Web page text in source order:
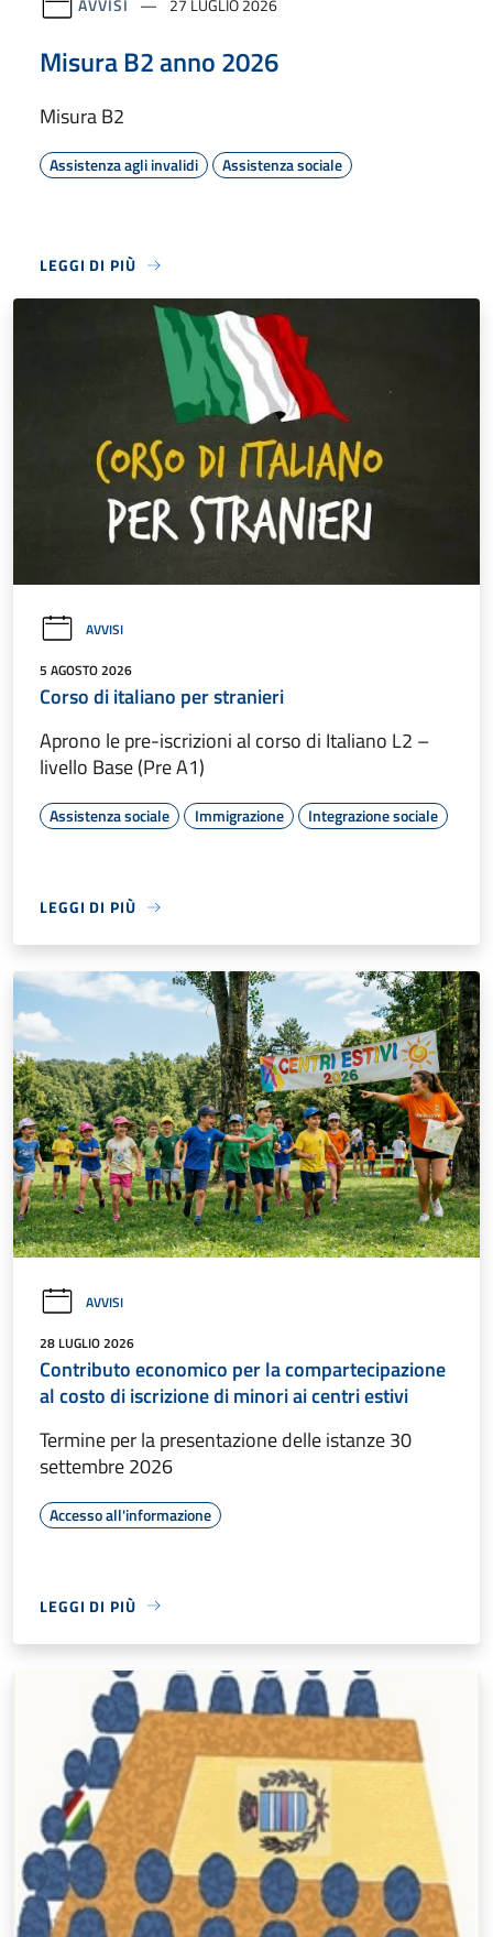
Misura B2 anno 2026
Misura B2
Assistenza agli invalidi Assistenza sociale
LEGGI DI PIÙ
AVVISI
5 AGOSTO 2026
Corso di italiano per stranieri
Aprono le pre-iscrizioni al corso di Italiano L2 –
livello Base (Pre A1)
Assistenza sociale Immigrazione Integrazione sociale
LEGGI DI PIÙ
AVVISI
28 LUGLIO 2026
Contributo economico per la compartecipazione
al costo di iscrizione di minori ai centri estivi
Termine per la presentazione delle istanze 30
settembre 2026
Accesso all'informazione
LEGGI DI PIÙ